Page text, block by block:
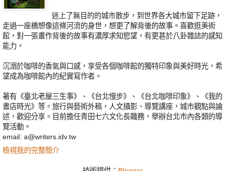
迷上了無目的的城市散步，到世界各大城市留下足跡，
走過一座橋想像這條河流的身世，想更了解背後的故事。喜歡逛美術
館，對一張畫作背後的故事有濃厚求知慾望，有更甚於八卦雜誌的感知
能力。
沉溺於咖啡的香氣與口感，享受各個咖啡館的獨特印象與美好時光，希
望成為咖啡館內的紀實寫作者。
著有《臺北老屋三生事》、《台北慢步》、《台北咖啡印象》、《我的
書店時光》等。旅行與藝術外稿，人文攝影、導覽講座，城市觀點與論
述，歡迎分享。目前擔任青田七六文化長職務，舉辦台北市內各類的導
覽活動。
email: a@writers.idv.tw
檢視我的完整簡介